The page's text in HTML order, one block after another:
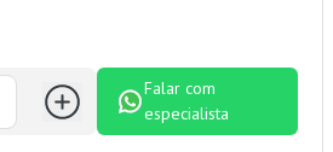
Falar com
especialista